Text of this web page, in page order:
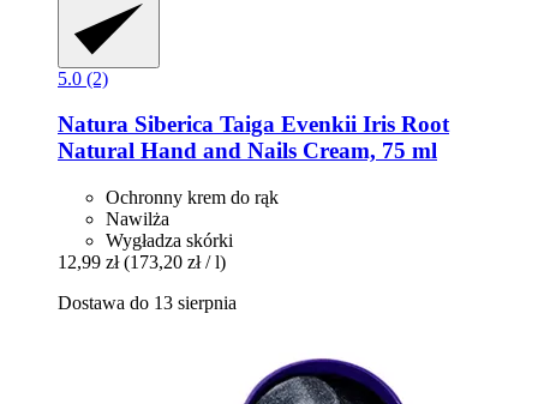
5.0 (2)
Natura Siberica Taiga Evenkii Iris Root
Natural Hand and Nails Cream, 75 ml
Ochronny krem do rąk
Nawilża
Wygładza skórki
12,99 zł (173,20 zł / l)
Dostawa do 13 sierpnia